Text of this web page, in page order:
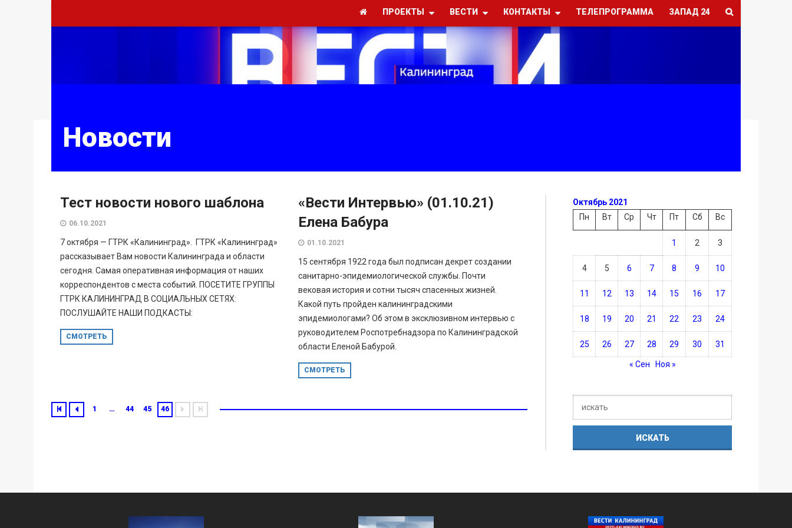
ПРОЕКТЫ ВЕСТИ КОНТАКТЫ ТЕЛЕПРОГРАММА ЗАПАД 24
Новости
Тест новости нового шаблона
06.10.2021
7 октября — ГТРК «Калининград». ГТРК «Калининград»
рассказывает Вам новости Калининграда и области
сегодня. Самая оперативная информация от наших
корреспондентов с места событий. ПОСЕТИТЕ ГРУППЫ
ГТРК КАЛИНИНГРАД В СОЦИАЛЬНЫХ СЕТЯХ:
ПОСЛУШАЙТЕ НАШИ ПОДКАСТЫ:
СМОТРЕТЬ
«Вести Интервью» (01.10.21)
Елена Бабура
01.10.2021
15 сентября 1922 года был подписан декрет создании
санитарно-эпидемиологической службы. Почти
вековая история и сотни тысяч спасенных жизней.
Какой путь пройден калининградскими
эпидемиологами? Об этом в эксклюзивном интервью с
руководителем Роспотребнадзора по Калининградской
области Еленой Бабурой.
СМОТРЕТЬ
1 … 44 45 46
Октябрь 2021
Пн
Вт Ср Чт Пт Сб Вс
1 2 3
4 5 6 7 8 9 10
11 12 13 14 15 16 17
18 19 20 21 22 23 24
25 26 27 28 29 30 31
« Сен Ноя »